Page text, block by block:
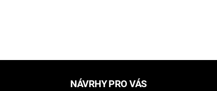
NÁVRHY PRO VÁS